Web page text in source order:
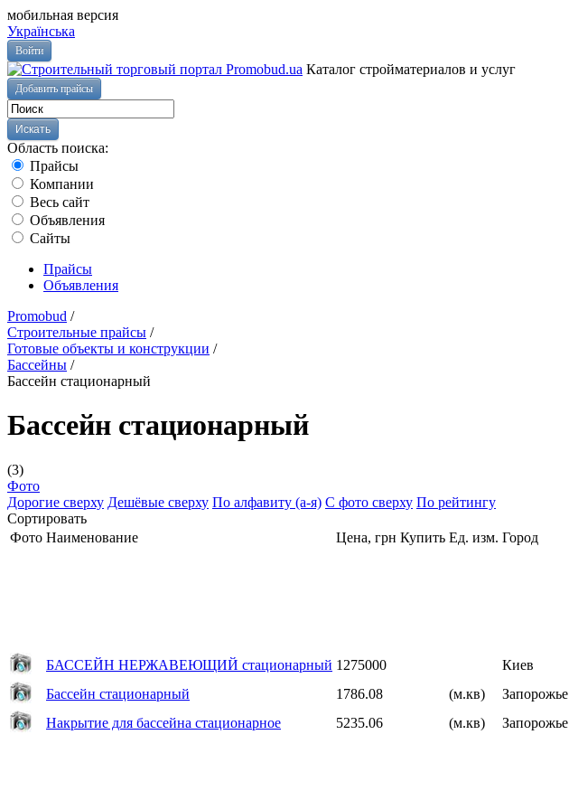
мобильная версия
Українська
Войти
Каталог стройматериалов и услуг
Добавить прайсы
Область поиска:
Прайсы
Компании
Весь сайт
Объявления
Сайты
Прайсы
Объявления
Promobud /
Строительные прайсы /
Готовые объекты и конструкции /
Бассейны /
Бассейн стационарный
Бассейн стационарный
(3)
Фото
Дорогие сверху Дешёвые сверху По алфавиту (а-я) С фото сверху По рейтингу
Сортировать
Фото Наименование Цена, грн Купить Ед. изм. Город
БАССЕЙН НЕРЖАВЕЮЩИЙ стационарный 1275000 Киев
Бассейн стационарный
1786.08 (м.кв) Запорожье
Накрытие для бассейна стационарное
5235.06 (м.кв) Запорожье